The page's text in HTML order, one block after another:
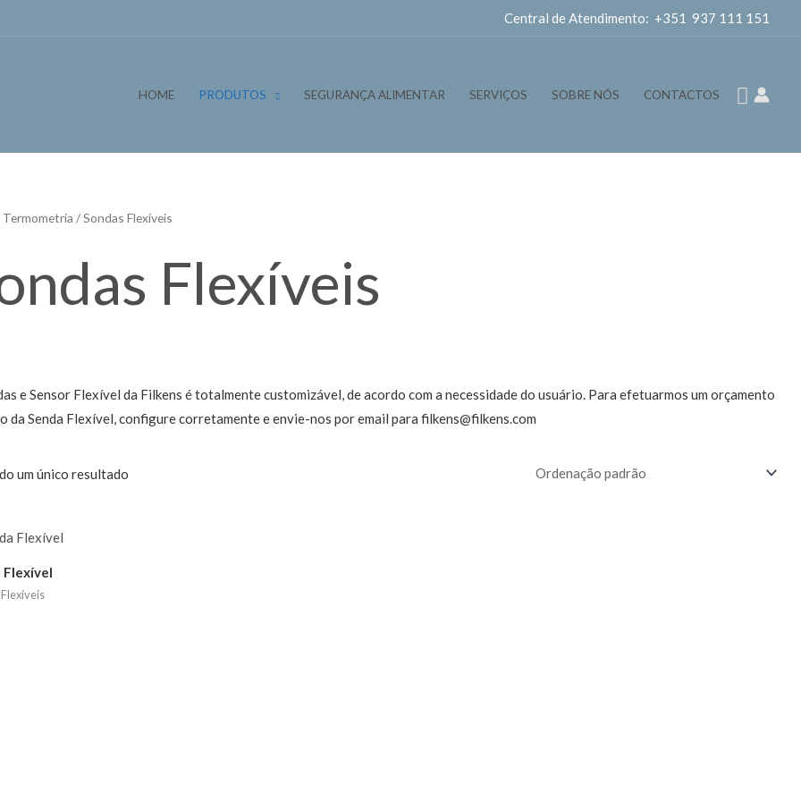
Central de Atendimento: +351 937 111 151
HOME PRODUTOS SEGURANÇA ALIMENTAR SERVIÇOS SOBRE NÓS CONTACTOS
Termometria / Sondas Flexíveis
Flexíveis
e Sensor Flexível da Filkens é totalmente customizável, de acordo com a necessidade do usuário. Para efetuarmos um orçamento
da Senda Flexível, configure corretamente e envie-nos por email para filkens@filkens.com
um único resultado
Flexível